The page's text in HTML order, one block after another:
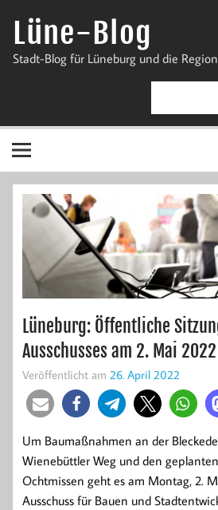
InhaltLüne-Blog
Stadt-Blog für Lüneburg und die Region
Lüneburg: Öffentliche
Ausschusses am 2. Mai 2022
Veröffentlicht am 26. April 2022
Um Baumaßnahmen an der
Wienebüttler Weg und den
Ochtmissen geht es am Montag, 2.
Ausschuss für Bauen und